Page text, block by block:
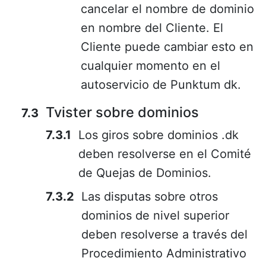
cancelar el nombre de dominio
en nombre del Cliente. El
Cliente puede cambiar esto en
cualquier momento en el
autoservicio de Punktum dk.
Tvister sobre dominios
Los giros sobre dominios .dk
deben resolverse en el Comité
de Quejas de Dominios.
Las disputas sobre otros
dominios de nivel superior
deben resolverse a través del
Procedimiento Administrativo